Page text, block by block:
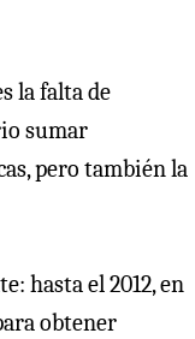
la falta de
sumar
pero también la
hasta el 2012, en
obtener